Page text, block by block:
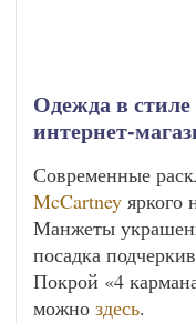
Одежда в
интернет-
Современные
McCartney яркого
Манжеты
посадка
Покрой «4
можно здесь.